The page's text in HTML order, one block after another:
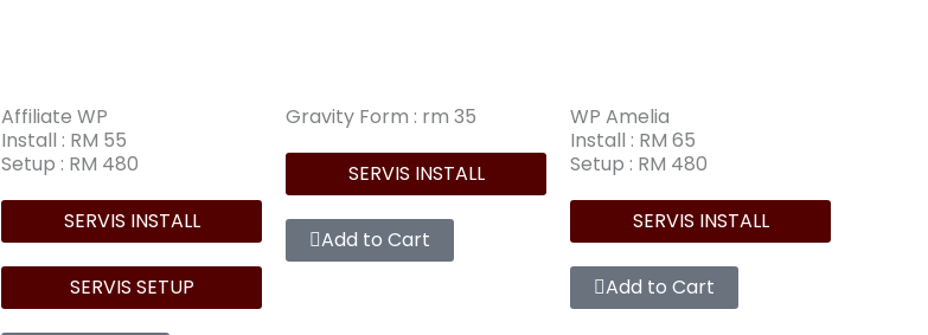
Affiliate WP
Install : RM 55
Setup : RM 480
SERVIS INSTALL
SERVIS SETUP
Gravity Form : rm 35
SERVIS INSTALL
Add to Cart
WP Amelia
Install : RM 65
Setup : RM 480
SERVIS INSTALL
Add to Cart